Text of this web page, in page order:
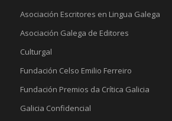
Asociación Escritores en Lingua Galega
Asociación Galega de Editores
Culturgal
Fundación Celso Emilio Ferreiro
Fundación Premios da Crítica Galicia
Galicia Confidencial